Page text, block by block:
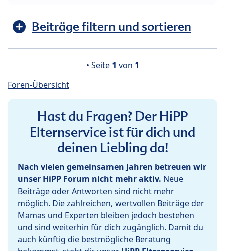
Beiträge filtern und sortieren
• Seite 1 von 1
Foren-Übersicht
Hast du Fragen? Der HiPP
Elternservice ist für dich und
deinen Liebling da!
Nach vielen gemeinsamen Jahren betreuen wir
unser HiPP Forum nicht mehr aktiv. Neue
Beiträge oder Antworten sind nicht mehr
möglich. Die zahlreichen, wertvollen Beiträge der
Mamas und Experten bleiben jedoch bestehen
und sind weiterhin für dich zugänglich. Damit du
auch künftig die bestmögliche Beratung